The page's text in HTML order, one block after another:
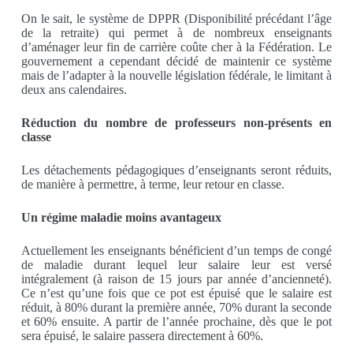
On le sait, le système de DPPR (Disponibilité précédant l’âge
de la retraite) qui permet à de nombreux enseignants
d’aménager leur fin de carrière coûte cher à la Fédération. Le
gouvernement a cependant décidé de maintenir ce système
mais de l’adapter à la nouvelle législation fédérale, le limitant à
deux ans calendaires.
Réduction du nombre de professeurs non-présents en
classe
Les détachements pédagogiques d’enseignants seront réduits,
de manière à permettre, à terme, leur retour en classe.
Un régime maladie moins avantageux
Actuellement les enseignants bénéficient d’un temps de congé
de maladie durant lequel leur salaire leur est versé
intégralement (à raison de 15 jours par année d’ancienneté).
Ce n’est qu’une fois que ce pot est épuisé que le salaire est
réduit, à 80% durant la première année, 70% durant la seconde
et 60% ensuite. A partir de l’année prochaine, dès que le pot
sera épuisé, le salaire passera directement à 60%.